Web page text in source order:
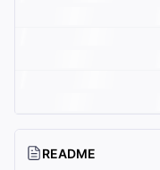
README